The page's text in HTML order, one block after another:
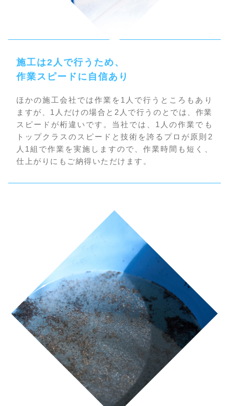
施工は2人で行うため、
作業スピードに自信あり
ほかの施工会社では作業を1人で行うところもあり
ますが、1人だけの場合と2人で行うのとでは、作業
スピードが桁違いです。当社では、1人の作業でも
トップクラスのスピードと技術を誇るプロが原則2
人1組で作業を実施しますので、作業時間も短く、
仕上がりにもご納得いただけます。